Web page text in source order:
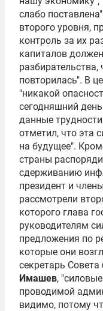
слабо
второго уровня,
контроль за их
капиталов
повторилась". В
"никакой
сегодняшний
данные
отметил, что эта
на будущее".
страны
сдерживанию
президент и
рассмотрели
которого глава
руководителям
предложения по
которые они
секретарь Совета
Имашев,
проводимой
видимо, потому